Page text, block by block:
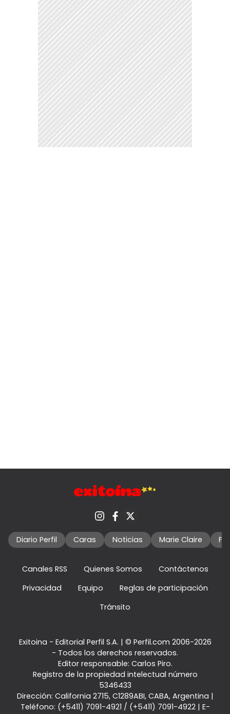
Diario Perfil Caras Noticias Marie Claire
Canales RSS Quienes Somos
Contáctenos
Privacidad
Equipo
Reglas de participación
Tránsito
Exitoina - Editorial Perfil S.A. | © Perfil.com 2006-2026
- Todos los derechos reservados.
Editor responsable: Carlos Piro.
Registro de la propiedad intelectual número
5346433
Dirección: California 2715, C1289ABI, CABA, Argentina |
Teléfono: (+5411) 7091-4921 / (+5411) 7091-4922| E-